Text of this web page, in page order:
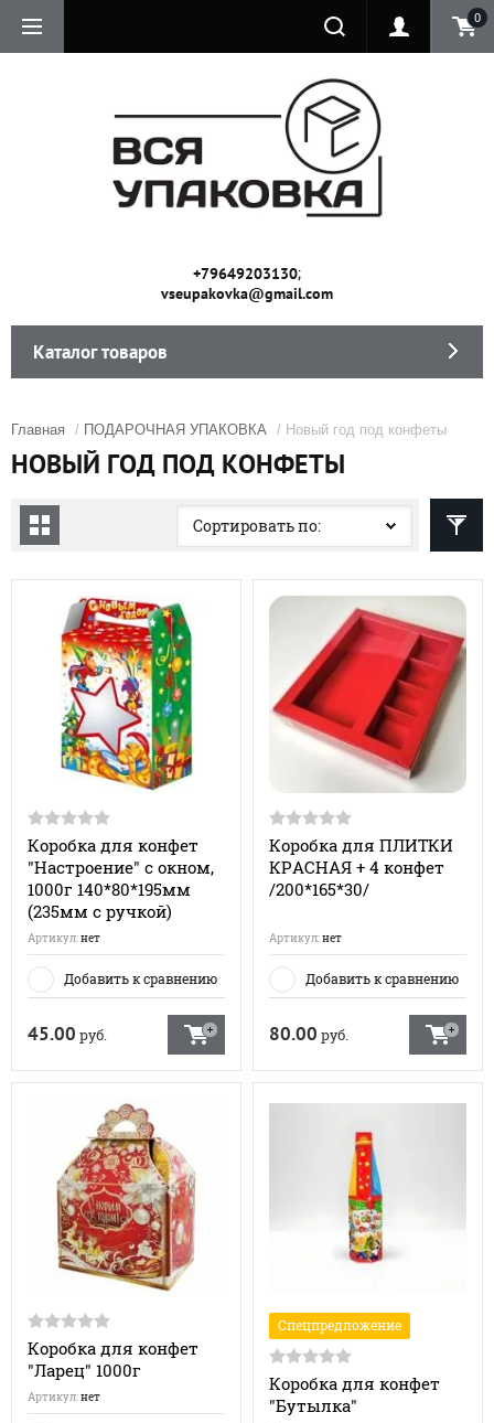
0
+79649203130;
vseupakovka@gmail.com
Каталог товаров
Главная / ПОДАРОЧНАЯ УПАКОВКА / Новый год под конфеты
НОВЫЙ ГОД ПОД КОНФЕТЫ
Сортировать по:
Коробка для конфет
"Настроение" с окном,
1000г 140*80*195мм
(235мм с ручкой)
Артикул:нет
Добавить к сравнению
45.00 руб.
Коробка для ПЛИТКИ
КРАСНАЯ + 4 конфет
/200*165*30/
Артикул:нет
Добавить к сравнению
80.00 руб.
Коробка для конфет
"Ларец" 1000г
Артикул:нет
Спецпредложение
Коробка для конфет
"Бутылка"